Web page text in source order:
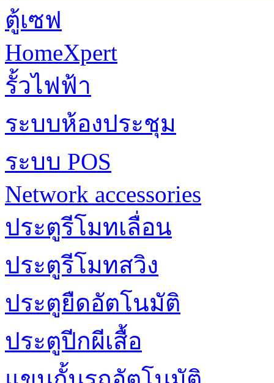
ตู้เซฟ
HomeXpert
รั้วไฟฟ้า
ระบบห้องประชุม
ระบบ POS
Network accessories
ประตูรีโมทเลื่อน
ประตูรีโมทสวิง
ประตูยืดอัตโนมัติ
ประตูปีกผีเสื้อ